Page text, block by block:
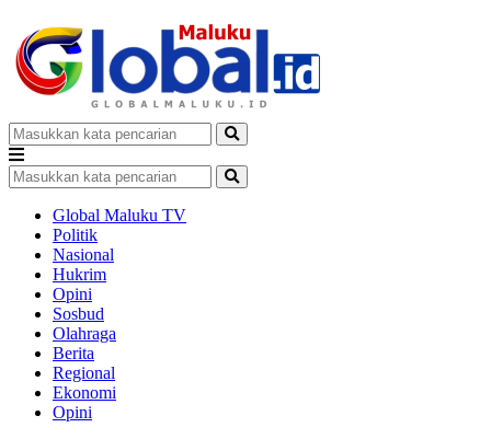
Global Maluku TV
Politik
Nasional
Hukrim
Opini
Sosbud
Olahraga
Berita
Regional
Ekonomi
Opini